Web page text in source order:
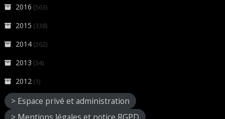
2016 (563)
2015 (338)
2014 (262)
2013 (34)
2012 (1)
> Espace privé et administration